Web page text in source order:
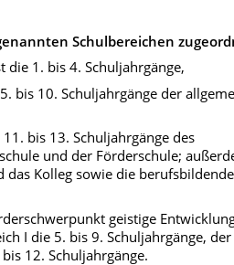
Schulbereichen
1. bis 4. Schuljahrgänge,
bis 10. Schuljahrgänge der
bis 13. Schuljahrgänge des
und der Förderschule;
das Kolleg sowie die
geistige
I die 5. bis 9. Schuljahrgänge, der
12. Schuljahrgänge.